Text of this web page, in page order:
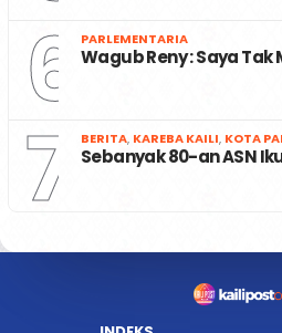
6 PARLEMENTARIA
Wagub Reny : Saya
7 BERITA, KAREBA KAILI, KOTA
Sebanyak 80-an ASN